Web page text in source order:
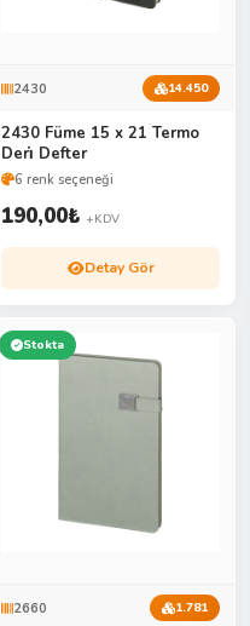
2430 14.450
2430 Füme 15 x 21 Termo
Deri̇ Defter
6 renk seçeneği
190,00₺ +KDV
Detay Gör
Stokta
2660 1.781